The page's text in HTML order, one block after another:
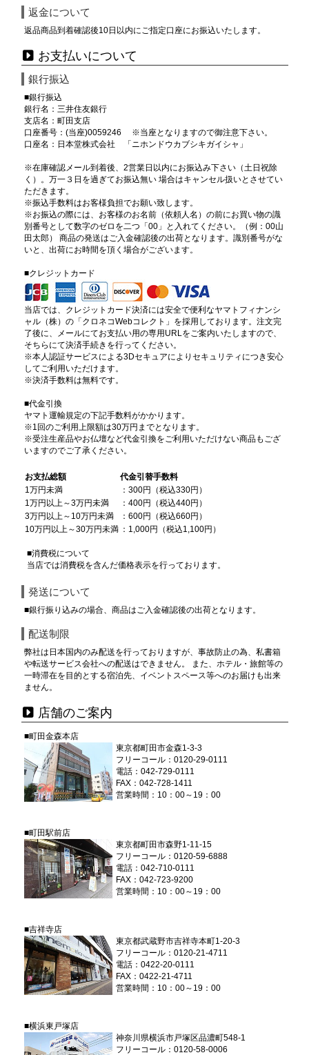
返金について
返品商品到着確認後10日以内にご指定口座にお振込いたします。
お支払いについて
銀行振込
■銀行振込
銀行名：三井住友銀行
支店名：町田支店
口座番号：(当座)0059246 ※当座となりますので御注意下さい。
口座名：日本堂株式会社 「ニホンドウカブシキガイシャ」
※在庫確認メール到着後、2営業日以内にお振込み下さい（土日祝除
く）。万一３日を過ぎてお振込無い 場合はキャンセル扱いとさせてい
ただきます。
※振込手数料はお客様負担でお願い致します。
※お振込の際には、お客様のお名前（依頼人名）の前にお買い物の識
別番号として数字のゼロを二つ「00」と入れてください。（例：00山
田太郎） 商品の発送はご入金確認後の出荷となります。識別番号がな
いと、出荷にお時間を頂く場合がございます。
■クレジットカード
当店では、クレジットカード決済には安全で便利なヤマトフィナンシ
ャル（株）の「クロネコWebコレクト」を採用しております。注文完
了後に、メールにてお支払い用の専用URLをご案内いたしますので、
そちらにて決済手続きを行ってください。
※本人認証サービスによる3Dセキュアによりセキュリティにつき安心
してご利用いただけます。
※決済手数料は無料です。
■代金引換
ヤマト運輸規定の下記手数料がかかります。
※1回のご利用上限額は30万円までとなります。
※受注生産品やお仏壇など代金引換をご利用いただけない商品もござ
いますのでご了承ください。
お支払総額
代金引替手数料
1万円未満
：300円（税込330円）
1万円以上～3万円未満
：400円（税込440円）
3万円以上～10万円未満
：600円（税込660円）
10万円以上～30万円未満 ：1,000円（税込1,100円）
■消費税について
当店では消費税を含んだ価格表示を行っております。
発送について
■銀行振り込みの場合、商品はご入金確認後の出荷となります。
配送制限
弊社は日本国内のみ配送を行っておりますが、事故防止の為、私書箱
や転送サービス会社への配送はできません。 また、ホテル・旅館等の
一時滞在を目的とする宿泊先、イベントスペース等へのお届けも出来
ません。
店舗のご案内
■町田金森本店
東京都町田市金森1-3-3
フリーコール：0120-29-0111
電話：042-729-0111
FAX：042-728-1411
営業時間：10：00～19：00
■町田駅前店
東京都町田市森野1-11-15
フリーコール：0120-59-6888
電話：042-710-0111
FAX：042-723-9200
営業時間：10：00～19：00
■吉祥寺店
東京都武蔵野市吉祥寺本町1-20-3
フリーコール：0120-21-4711
電話：0422-20-0111
FAX：0422-21-4711
営業時間：10：00～19：00
■横浜東戸塚店
神奈川県横浜市戸塚区品濃町548-1
フリーコール：0120-58-0006